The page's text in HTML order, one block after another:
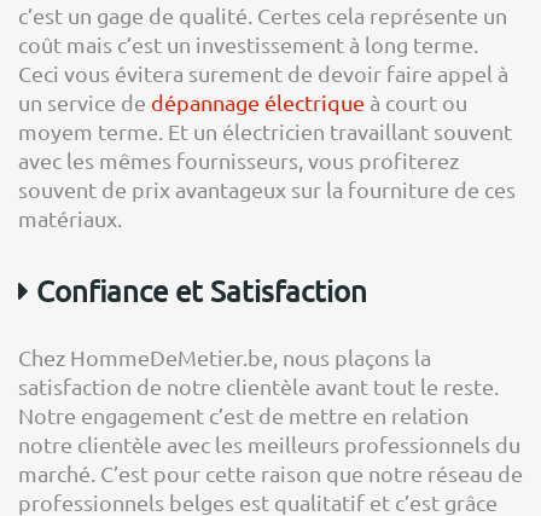
c’est un gage de qualité. Certes cela représente un
coût mais c’est un investissement à long terme.
Ceci vous évitera surement de devoir faire appel à
un service de dépannage électrique à court ou
moyem terme. Et un électricien travaillant souvent
avec les mêmes fournisseurs, vous profiterez
souvent de prix avantageux sur la fourniture de ces
matériaux.
Confiance et Satisfaction
Chez HommeDeMetier.be, nous plaçons la
satisfaction de notre clientèle avant tout le reste.
Notre engagement c’est de mettre en relation
notre clientèle avec les meilleurs professionnels du
marché. C’est pour cette raison que notre réseau de
professionnels belges est qualitatif et c’est grâce